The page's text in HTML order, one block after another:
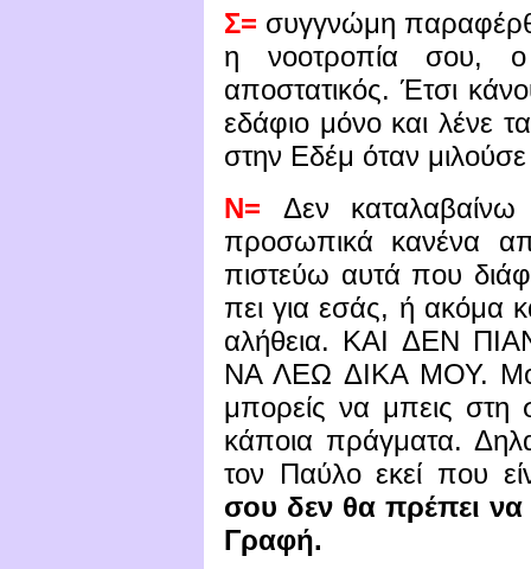
Σ= συγγνώμη
η νοοτροπία σου,
αποστατικός. Έτσι
εδάφιο μόνο και λένε
στην Εδέμ όταν
Ν= Δεν
προσωπικά κανένα
πιστεύω αυτά που
πει για εσάς, ή ακόμα
αλήθεια. ΚΑΙ ΔΕΝ
ΝΑ ΛΕΩ ΔΙΚΑ ΜΟΥ.
μπορείς να μπεις
κάποια πράγματα.
τον Παύλο εκεί που
σου δεν θα πρέπει να
Γραφή.